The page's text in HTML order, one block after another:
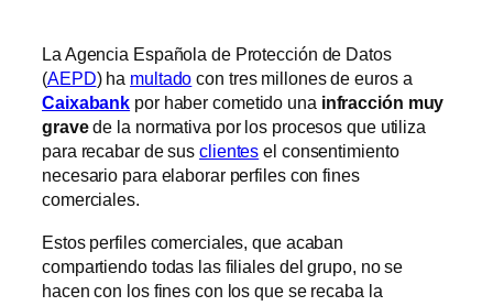
La Agencia Española de Protección de Datos
(AEPD) ha multado con tres millones de euros a
Caixabank por haber cometido una infracción muy
gravede la normativa por los procesos que utiliza
para recabar de sus clientes el consentimiento
necesario para elaborar perfiles con fines
comerciales.
Estos perfiles comerciales, que acaban
compartiendo todas las filiales del grupo, no se
hacen con los fines con los que se recaba la